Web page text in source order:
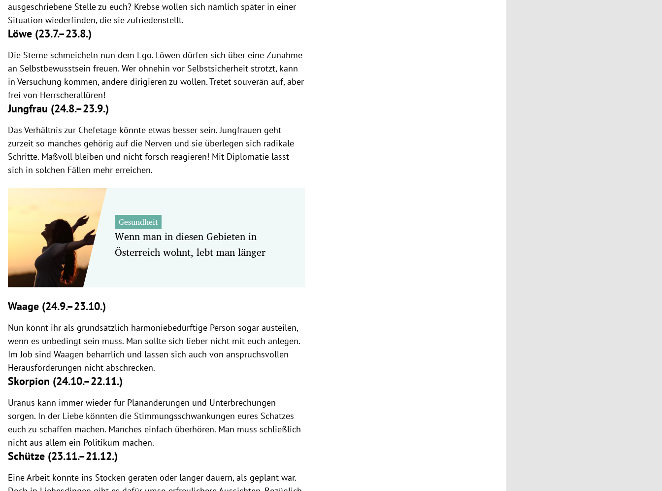
ausgeschriebene Stelle zu euch? Krebse wollen sich nämlich später in einer
Situation wiederfinden, die sie zufriedenstellt.
Löwe (23.7.–23.8.)
Die Sterne schmeicheln nun dem Ego. Löwen dürfen sich über eine Zunahme
an Selbstbewusstsein freuen. Wer ohnehin vor Selbstsicherheit strotzt, kann
in Versuchung kommen, andere dirigieren zu wollen. Tretet souverän auf, aber
frei von Herrscherallüren!
Jungfrau (24.8.–23.9.)
Das Verhältnis zur Chefetage könnte etwas besser sein. Jungfrauen geht
zurzeit so manches gehörig auf die Nerven und sie überlegen sich radikale
Schritte. Maßvoll bleiben und nicht forsch reagieren! Mit Diplomatie lässt
sich in solchen Fällen mehr erreichen.
Gesundheit
Wenn man in diesen Gebieten in
Österreich wohnt, lebt man länger
Waage (24.9.–23.10.)
Nun könnt ihr als grundsätzlich harmoniebedürftige Person sogar austeilen,
wenn es unbedingt sein muss. Man sollte sich lieber nicht mit euch anlegen.
Im Job sind Waagen beharrlich und lassen sich auch von anspruchsvollen
Herausforderungen nicht abschrecken.
Skorpion (24.10.–22.11.)
Uranus kann immer wieder für Planänderungen und Unterbrechungen
sorgen. In der Liebe könnten die Stimmungsschwankungen eures Schatzes
euch zu schaffen machen. Manches einfach überhören. Man muss schließlich
nicht aus allem ein Politikum machen.
Schütze (23.11.–21.12.)
Eine Arbeit könnte ins Stocken geraten oder länger dauern, als geplant war.